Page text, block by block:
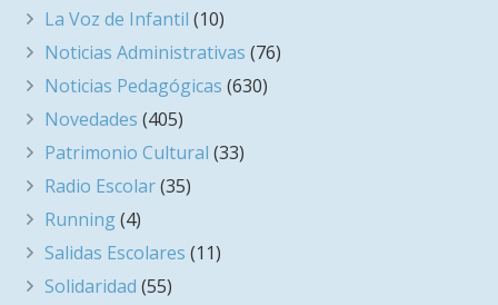
La Voz de Infantil (10)
Noticias Administrativas (76)
Noticias Pedagógicas (630)
Novedades (405)
Patrimonio Cultural (33)
Radio Escolar(35)
Running(4)
Salidas Escolares (11)
Solidaridad (55)